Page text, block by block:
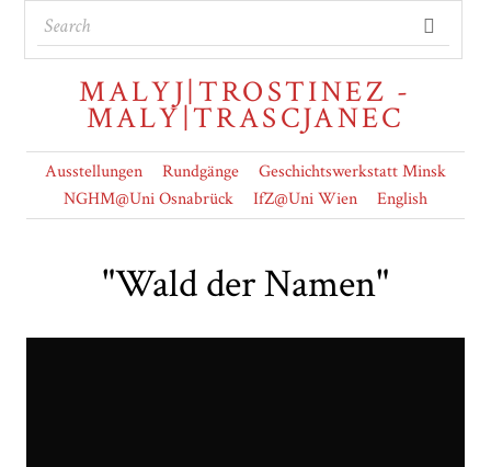
MALYJ|TROSTINEZ -
MALY|TRASCJANEC
Ausstellungen Rundgänge
Geschichtswerkstatt Minsk
NGHM@Uni Osnabrück
IfZ@Uni Wien English
"Wald der Namen"